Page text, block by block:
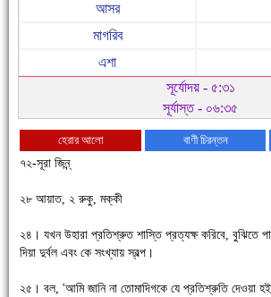
আসর
মাগরিব
এশা
সূর্যোদয় - ৫:৩১
সূর্যাস্ত - ০৬:৩৫
হেরার আলো বাণী চিরন্তন
৭২-সূরা জিন্ন্
২৮ আয়াত, ২ রুকু, মক্কী
২৪। যখন উহারা প্রতিশ্রুত শাস্তি প্রত্যক্ষ করিবে, বুঝিতে
দিয়া দুর্বল এবং কে সংখ্যায় স্বল্প।
২৫। বল, 'আমি জানি না তোমাদিগকে যে প্রতিশ্রুতি দেওয়া
চাঁদপুরে উই-এর প্রথম নানা ধরনের পণ্যের সমারোহ